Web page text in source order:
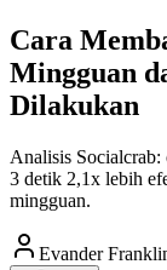
Cara
Mingguan
Dilakukan
Analisis Socialcrab:
3 detik 2,1x lebih
mingguan.
Evander